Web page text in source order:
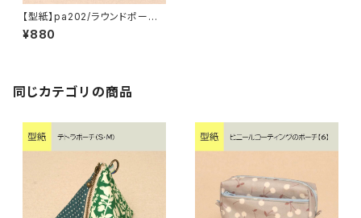
【型紙】pa202/ラウンドポーチ
【4】
¥880
同じカテゴリの商品